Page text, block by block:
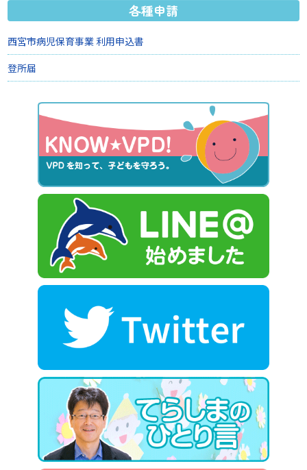
各種申請
西宮市病児保育事業 利用申込書
登所届